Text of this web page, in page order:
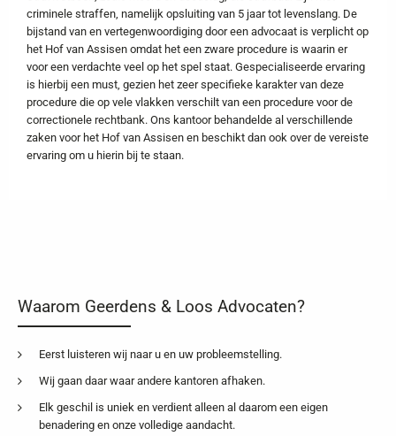
criminele straffen, namelijk opsluiting van 5 jaar tot levenslang. De
bijstand van en vertegenwoordiging door een advocaat is verplicht op
het Hof van Assisen omdat het een zware procedure is waarin er
voor een verdachte veel op het spel staat. Gespecialiseerde ervaring
is hierbij een must, gezien het zeer specifieke karakter van deze
procedure die op vele vlakken verschilt van een procedure voor de
correctionele rechtbank. Ons kantoor behandelde al verschillende
zaken voor het Hof van Assisen en beschikt dan ook over de vereiste
ervaring om u hierin bij te staan.
Waarom Geerdens & Loos Advocaten?
Eerst luisteren wij naar u en uw probleemstelling.
Wij gaan daar waar andere kantoren afhaken.
Elk geschil is uniek en verdient alleen al daarom een eigen
benadering en onze volledige aandacht.